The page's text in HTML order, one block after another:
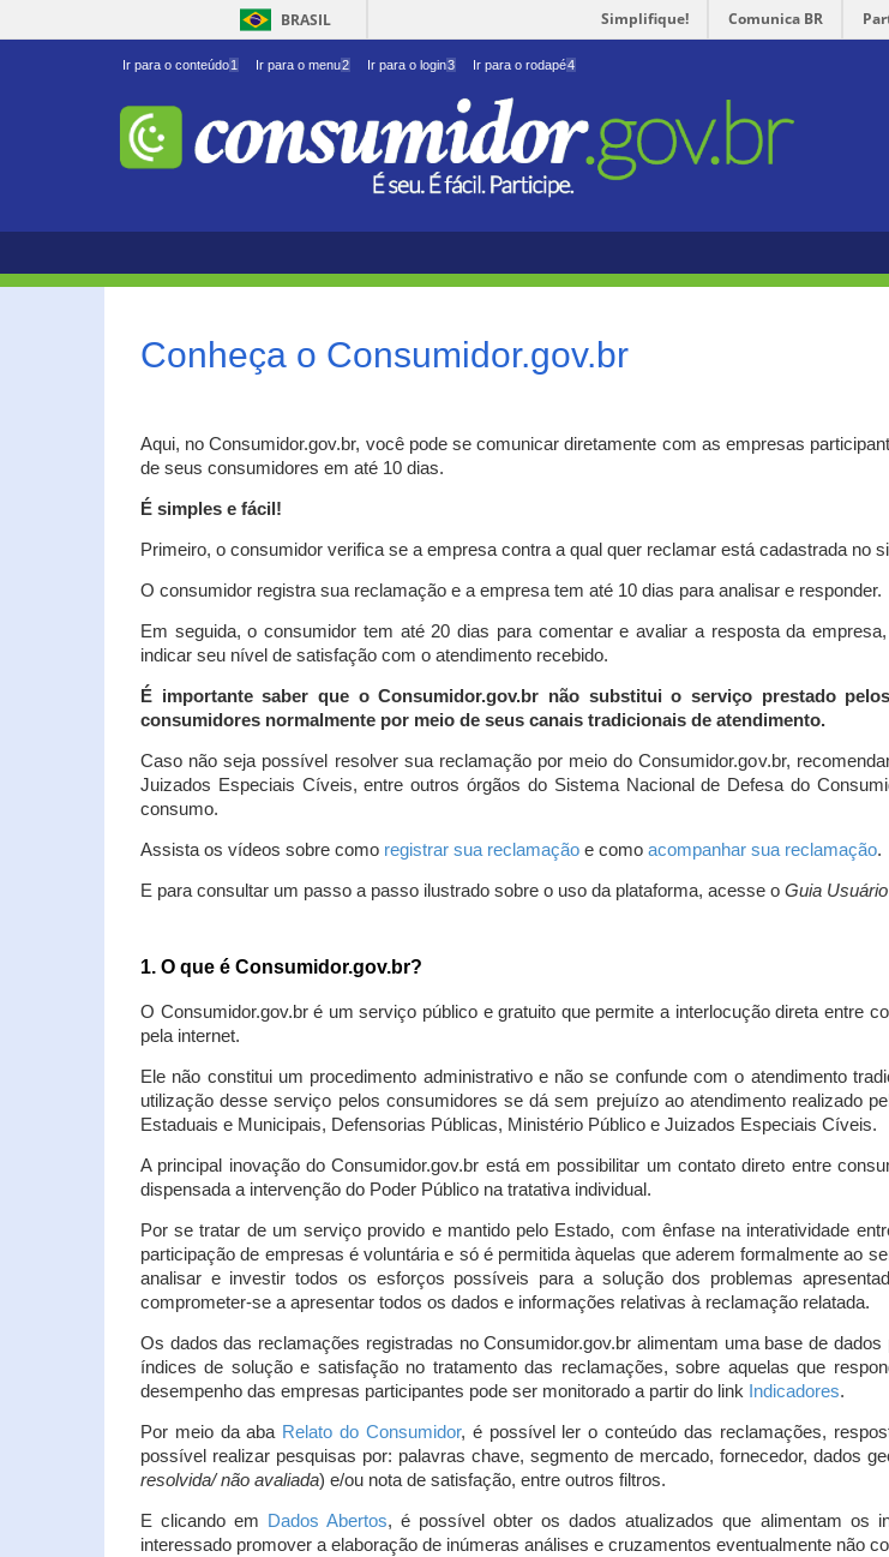
BRASIL Simplifique! Comunica BR
Ir para o conteúdo1 Ir para o menu2 Ir para o login3 Ir para o rodapé4
Conheça o Consumidor.gov.br
Aqui, no Consumidor.gov.br, você pode se comunicar diretamente com as empresas
de seus consumidores em até 10 dias.
É simples e fácil!
Primeiro, o consumidor verifica se a empresa contra a qual quer reclamar está cadastrada no
O consumidor registra sua reclamação e a empresa tem até 10 dias para analisar e responder.
Em seguida, o consumidor tem até 20 dias para comentar e avaliar a resposta da
indicar seu nível de satisfação com o atendimento recebido.
É importante saber que o Consumidor.gov.br não substitui o serviço prestado
consumidores normalmente por meio de seus canais tradicionais de atendimento.
Caso não seja possível resolver sua reclamação por meio do Consumidor.gov.br,
Juizados Especiais Cíveis, entre outros órgãos do Sistema Nacional de Defesa do
consumo.
Assista os vídeos sobre como registrar sua reclamação e como acompanhar sua reclamação.
E para consultar um passo a passo ilustrado sobre o uso da plataforma, acesse o Guia
1. O que é Consumidor.gov.br?
O Consumidor.gov.br é um serviço público e gratuito que permite a interlocução direta entre
pela internet.
Ele não constitui um procedimento administrativo e não se confunde com o atendimento
utilização desse serviço pelos consumidores se dá sem prejuízo ao atendimento realizado
Estaduais e Municipais, Defensorias Públicas, Ministério Público e Juizados Especiais Cíveis.
A principal inovação do Consumidor.gov.br está em possibilitar um contato direto entre
dispensada a intervenção do Poder Público na tratativa individual.
Por se tratar de um serviço provido e mantido pelo Estado, com ênfase na interatividade
participação de empresas é voluntária e só é permitida àquelas que aderem formalmente ao
analisar e investir todos os esforços possíveis para a solução dos problemas
comprometer-se a apresentar todos os dados e informações relativas à reclamação relatada.
Os dados das reclamações registradas no Consumidor.gov.br alimentam uma base de
índices de solução e satisfação no tratamento das reclamações, sobre aquelas que
desempenho das empresas participantes pode ser monitorado a partir do link
Indicadores.
Por meio da aba Relato do Consumidor, é possível ler o conteúdo das reclamações,
possível realizar pesquisas por: palavras chave, segmento de mercado, fornecedor, dados
resolvida/ não avaliada) e/ou nota de satisfação, entre outros filtros.
E clicando em Dados Abertos, é possível obter os dados atualizados que alimentam os
interessado promover a elaboração de inúmeras análises e cruzamentos eventualmente não